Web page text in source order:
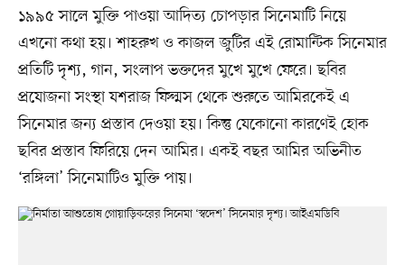
১৯৯৫ সালে মুক্তি পাওয়া আদিত্য চোপড়ার সিনেমাটি নিয়ে
এখনো কথা হয়। শাহরুখ ও কাজল জুটির এই রোমান্টিক সিনেমার
প্রতিটি দৃশ্য, গান, সংলাপ ভক্তদের মুখে মুখে ফেরে। ছবির
প্রযোজনা সংস্থা যশরাজ ফিল্মস থেকে শুরুতে আমিরকেই এ
সিনেমার জন্য প্রস্তাব দেওয়া হয়। কিন্তু যেকোনো কারণেই হোক
ছবির প্রস্তাব ফিরিয়ে দেন আমির। একই বছর আমির অভিনীত
‘রঙ্গিলা’ সিনেমাটিও মুক্তি পায়।